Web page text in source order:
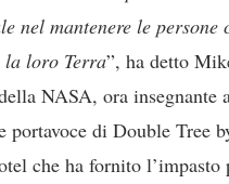
nel mantenere le persone
la loro Terra”, ha detto
NASA, ora insegnante
portavoce di Double Tree
che ha fornito